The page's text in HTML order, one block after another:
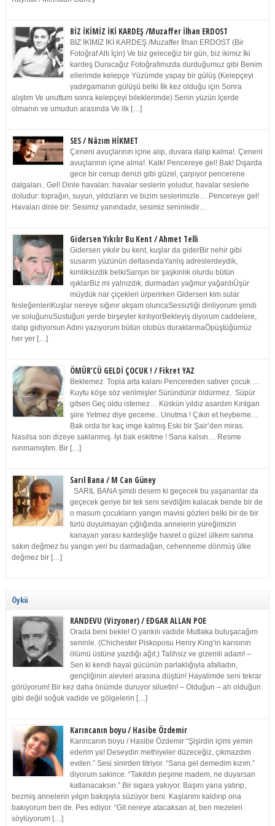
BİZ İKİMİZ İKİ KARDEŞ /Muzaffer İlhan ERDOST
BİZ İKİMİZ İKİ KARDEŞ /Muzaffer İlhan ERDOST (Bir
Fotoğraf Altı İçin) Ve biz geleceğiz bir gün, biz ikimiz İki
kardeş Duracağız Fotoğrafımızda durduğumuz gibi Benim
ellerimde kelepçe Yüzümde yapay bir gülüş (Kelepçeyi
yadırgamanın gülüşü belki İlk kez olduğu için Sonra
alıştım Ve unuttum sonra kelepçeyi bileklerimde) Senin yüzün İçerde
olmanın ve umudun arasında Ve ilk […]
SES / Nâzım HİKMET
Çeneni avuçlarının içine alıp, duvara dalıp kalma!. Çeneni
avuçlarının içine alma!. Kalk! Pencereye gel! Bak! Dışarda
gece bir cenup denizi gibi güzel, çarpıyor pencerene
dalgaları.. Gel! Dinle havaları: havalar seslerin yoludur, havalar seslerle
doludur: toprağın, suyun, yıldızların ve bizim seslerimizle… Pencereye gel!
Havaları dinle bir: Sesimiz yanındadır, sesimiz seninledir…
Gidersen Yıkılır Bu Kent / Ahmet Telli
Gidersen yıkılır bu kent, kuşlar da giderBir nehir gibi
susarım yüzünün deltasındaYanlış adreslerdeydik,
kimliksizdik belkiSarışın bir şaşkınlık olurdu bütün
ışıklarBiz mi yalnızdık, durmadan yağmur yağardıÜşür
müydük nar çiçekleri ürperirken Gidersen kim sular
fesleğenleriKuşlar nereye sığınır akşam oluncaSessizliği dinliyorum şimdi
ve soluğunuSustuğun yerde birşeyler kırılıyorBekleyiş diyorum caddelere,
dalıp gidiyorsun Adını yazıyorum bütün otobüs duraklarınaÖpüştüğümüz
her yer […]
ÖMÜR’CÜ GELDİ ÇOCUK ! / Fikret YAZ
Beklemez. Topla arta kalanı Pencereden satıver çocuk …
Kuytu köşe söz verilmişler Süründürür öldürmez. Süpür
gitsen Geç oldu istemez… Küskün yıldız asardım Kırılgan
şiire Yetmez diye geceme.. Unutma ! Çıkın et heybeme…
Bak orda bir kaç imge kalmış Eski bir Şair’den miras.
Nasılsa son dizeye saklanmış. İyi bak eskitme ! Sana kalsın… Resme
ısınmamıştım. Bir […]
Sarıl Bana / M Can Güney
SARIL BANA şimdi desem ki geçecek bu yaşananlar da
geçecek geriye bir tek seni sevdiğim kalacak bende bir de
o masum çocukların yangın mavisi gözleri belki bir de bir
türlü duyulmayan çığlığında annelerin yüreğimizin
kanayan yarası kardeşliğe hasret o güzel ülkem sanma
sakın değmez bu yangın yeri bu darmadağan, cehenneme dönmüş ülke
değmez bir […]
Öykü
RANDEVU (Vizyoner) / EDGAR ALLAN POE
Orada beni bekle! O yankılı vadide Mutlaka buluşacağım
seninle. (Chichester Piskoposu Henry King’in karısının
ölümü üstüne yazdığı ağıt.) Talihsiz ve gizemli adam! –
Sen ki kendi hayal gücünün parlaklığıyla afalladın,
gençliğinin alevleri arasına düştün! Hayalimde seni tekrar
görüyorum! Bir kez daha önümde duruyor siluetin! – Olduğun – ah olduğun
gibi değil soğuk vadide ve gölgelerin […]
Karıncanın boyu / Hasibe Özdemir
Karıncanın boyu / Hasibe Özdemir “Şişirdin içimi yemin
ederim ya! Deseydin methiyeler düzeceğiz, çıkmazdım
evden.” Sesi sinirden titriyor. “Sana gel demedim kızım.”
diyorum sakince. “Takıldın peşime madem, ne duyarsan
katlanacaksın.” Bir sigara yakıyor. Başını yana yatırıp,
bezmiş annelerin yılgın bakışıyla süzüyor beni. Kaşlarımı kaldırıp ona
bakıyorum ben de. Pes ediyor. “Git nereye atacaksan at, ben mezeleri
söylüyorum […]